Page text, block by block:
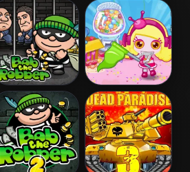
It 3 Snail Bob 2
Bob The
Robber
Bomb It 5